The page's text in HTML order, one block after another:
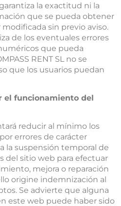
la exactitud ni la
que se pueda obtener
sin previo aviso.
de los eventuales errores
que pueda
RENT SL no se
que los usuarios puedan
el funcionamiento del
reducir al mínimo los
errores de carácter
la suspensión temporal de
del sitio web para efectuar
mejora o reparación
origine indemnización al
Se advierte que alguna
este web puede haber sido